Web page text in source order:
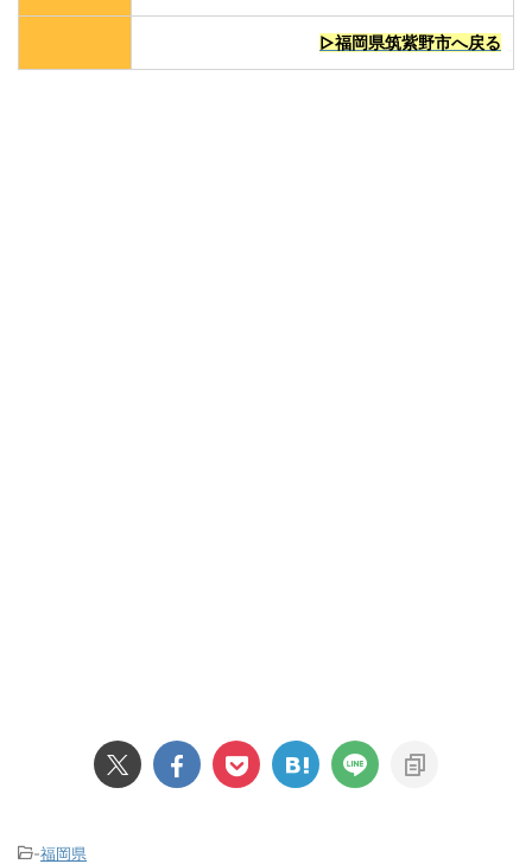
▷福岡県筑紫野市へ戻る
-福岡県